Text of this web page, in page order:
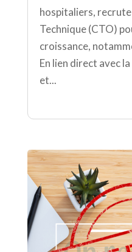
hospitaliers,
Technique (CTO)
croissance,
En lien direct avec
et...